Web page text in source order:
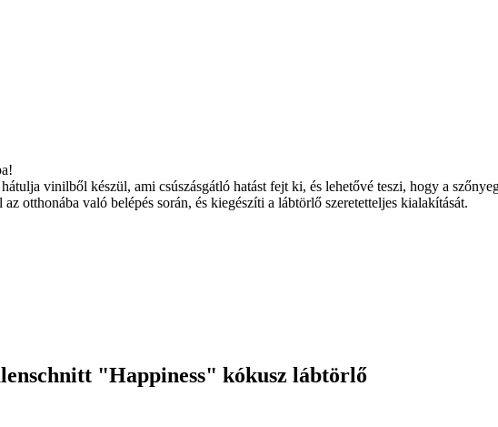
vinilből készül, ami csúszásgátló hatást fejt ki, és lehetővé teszi, hogy a
otthonába való belépés során, és kiegészíti a lábtörlő szeretetteljes kialakítását.
"Happiness" kókusz lábtörlő